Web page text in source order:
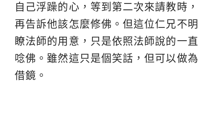
自己浮躁的心，等到第二次來請教時，
再告訴他該怎麼修佛。但這位仁兄不明
瞭法師的用意，只是依照法師說的一直
唸佛。雖然這只是個笑話，但可以做為
借鏡。